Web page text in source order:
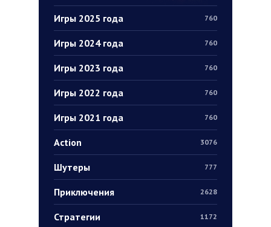
Игры 2025 года 760
Игры 2024 года 760
Игры 2023 года 760
Игры 2022 года 760
Игры 2021 года 760
Action 3076
Шутеры 777
Приключения 2628
Стратегии 1172